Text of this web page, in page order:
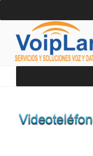
al
Asesoría Telecomunicaciones